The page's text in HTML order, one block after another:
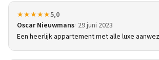
★★★★★5,0
Oscar Nieuwmans 29 juni 2023
Een heerlijk appartement met alle luxe